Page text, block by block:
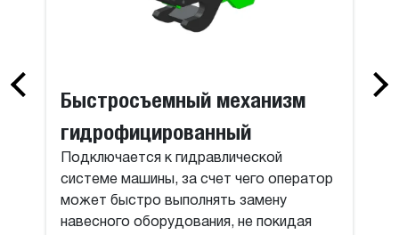
Быстросъемный механизм
гидрофицированный
Подключается к гидравлической
системе машины, за счет чего оператор
может быстро выполнять замену
навесного оборудования, не покидая